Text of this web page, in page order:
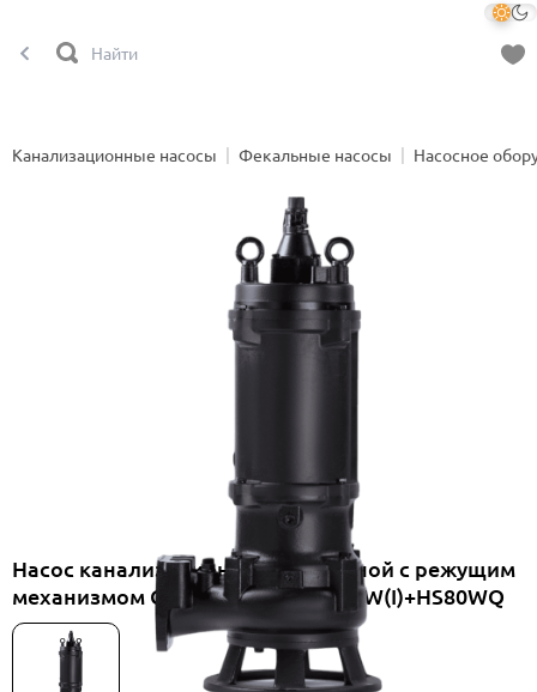
Канализационные насосы Фекальные насосы Насосное
Насос канализационный погружной с режущим
механизмом CNP 80WQ40-8-2.2ESW(I)+HS80WQ